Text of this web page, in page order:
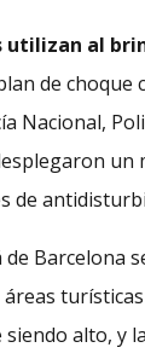
utilizan al
de
Nacional,
alto,